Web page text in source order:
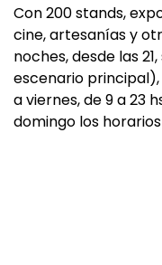
Con 200 stands,
cine, artesanías y
noches, desde las
escenario
a viernes, de 9 a 23
domingo los horarios